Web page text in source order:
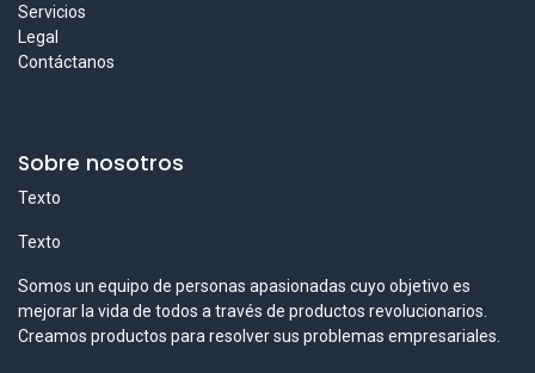
Servicios
Legal
Contáctanos
Sobre nosotros
Texto
Texto
Somos un equipo de personas apasionadas cuyo objetivo es
mejorar la vida de todos a través de productos revolucionarios.
Creamos productos para resolver sus problemas empresariales.